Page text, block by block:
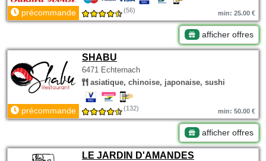
précommande (56) min: 25.00 €
afficher offres
SHABU
6471 Echternach
asiatique, chinoise, japonaise, sushi
précommande (132) min: 50.00 €
afficher offres
LE JARDIN D'AMANDES